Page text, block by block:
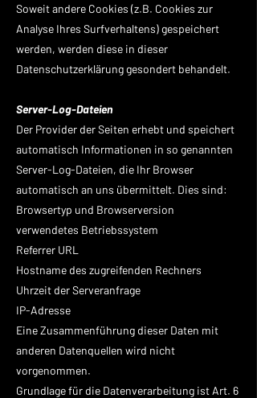
Soweit andere Cookies (z.B. Cookies zur
Analyse Ihres Surfverhaltens) gespeichert
werden, werden diese in dieser
Datenschutzerklärung gesondert behandelt.
Server-Log-Dateien
Der Provider der Seiten erhebt und speichert
automatisch Informationen in so genannten
Server-Log-Dateien, die Ihr Browser
automatisch an uns übermittelt. Dies sind:
Browsertyp und Browserversion
verwendetes Betriebssystem
Referrer URL
Hostname des zugreifenden Rechners
Uhrzeit der Serveranfrage
IP-Adresse
Eine Zusammenführung dieser Daten mit
anderen Datenquellen wird nicht
vorgenommen.
Grundlage für die Datenverarbeitung ist Art. 6